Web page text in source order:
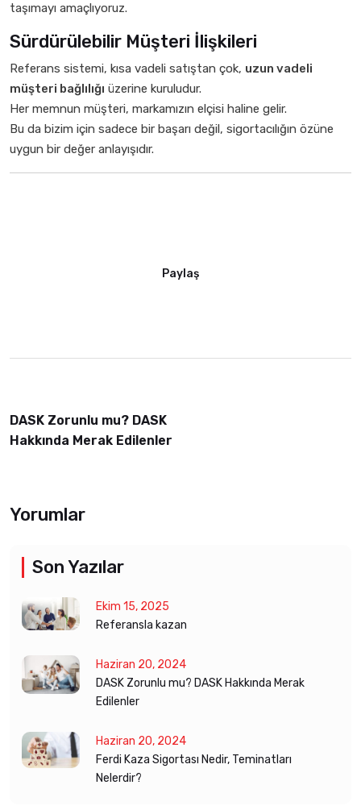
taşımayı amaçlıyoruz.
Sürdürülebilir Müşteri İlişkileri
Referans sistemi, kısa vadeli satıştan çok, uzun vadeli
müşteri bağlılığı üzerine kuruludur.
Her memnun müşteri, markamızın elçisi haline gelir.
Bu da bizim için sadece bir başarı değil, sigortacılığın özüne
uygun bir değer anlayışıdır.
Paylaş
DASK Zorunlu mu? DASK
Hakkında Merak Edilenler
Yorumlar
Son Yazılar
Ekim 15, 2025
Referansla kazan
Haziran 20, 2024
DASK Zorunlu mu? DASK Hakkında Merak
Edilenler
Haziran 20, 2024
Ferdi Kaza Sigortası Nedir, Teminatları
Nelerdir?